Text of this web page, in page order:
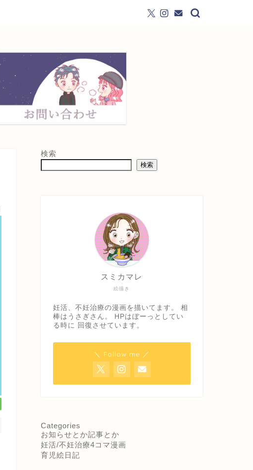
検索
検索
絵描き
スミカマレ
妊活、不妊治療の漫画を描いてます。 相
棒はうさぎさん。 HPはぼーっとしてい
る時に 回復させています。
＼ Follow me ／
Categories
お知らせとか記事とか
妊活/不妊治療4コマ漫画
育児絵日記